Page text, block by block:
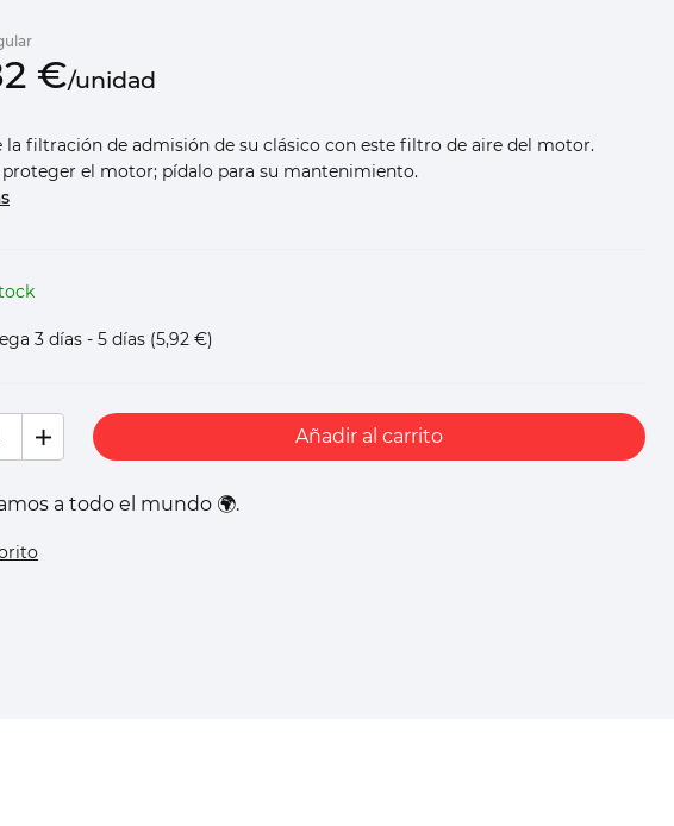
€/unidad
la filtración de admisión de su clásico con este filtro de aire del motor.
proteger el motor; pídalo para su mantenimiento.
3 días - 5 días (5,92 €)
Añadir al carrito
a todo el mundo 🌍.